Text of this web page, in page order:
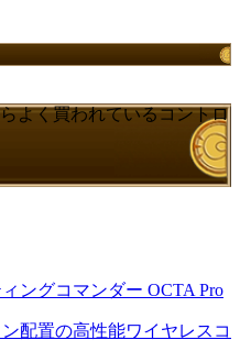
よく買われているコントロ
ングコマンダー OCTA Pro
配置の高性能ワイヤレスコ